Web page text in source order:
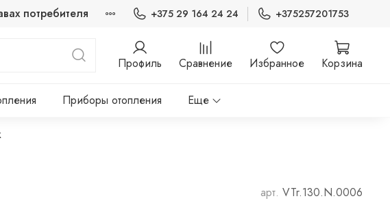
потребителя +375 29 164 24 24 +375257201753
Профиль Сравнение Избранное Корзина
Приборы отопления Еще
арт. VTr.130.N.0006